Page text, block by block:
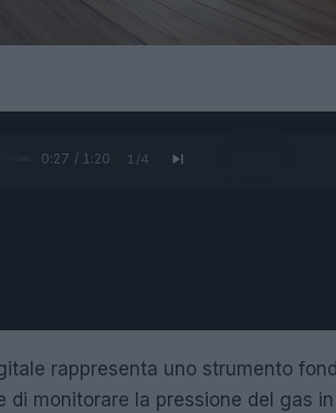
0:28 / 1:20 1 /4
rappresenta uno strumento
di monitorare la pressione del gas